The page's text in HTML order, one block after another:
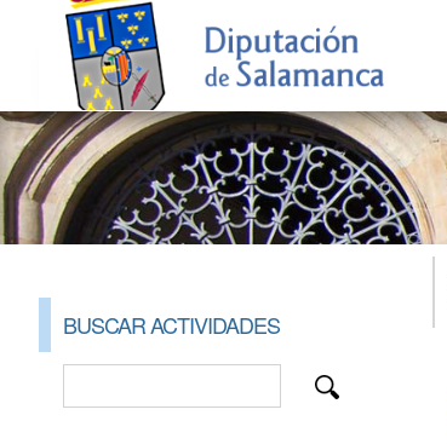
BUSCAR ACTIVIDADES